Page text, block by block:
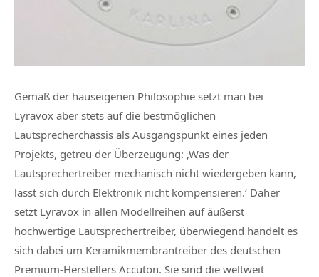
Gemäß der hauseigenen Philosophie setzt man bei
Lyravox aber stets auf die bestmöglichen
Lautsprecherchassis als Ausgangspunkt eines jeden
Projekts, getreu der Überzeugung: ‚Was der
Lautsprechertreiber mechanisch nicht wiedergeben kann,
lässt sich durch Elektronik nicht kompensieren.‘ Daher
setzt Lyravox in allen Modellreihen auf äußerst
hochwertige Lautsprechertreiber, überwiegend handelt es
sich dabei um Keramikmembrantreiber des deutschen
Premium-Herstellers Accuton. Sie sind die weltweit